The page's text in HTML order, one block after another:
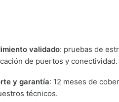
validado: pruebas de
de puertos y conectividad.
y garantía: 12 meses de
técnicos.